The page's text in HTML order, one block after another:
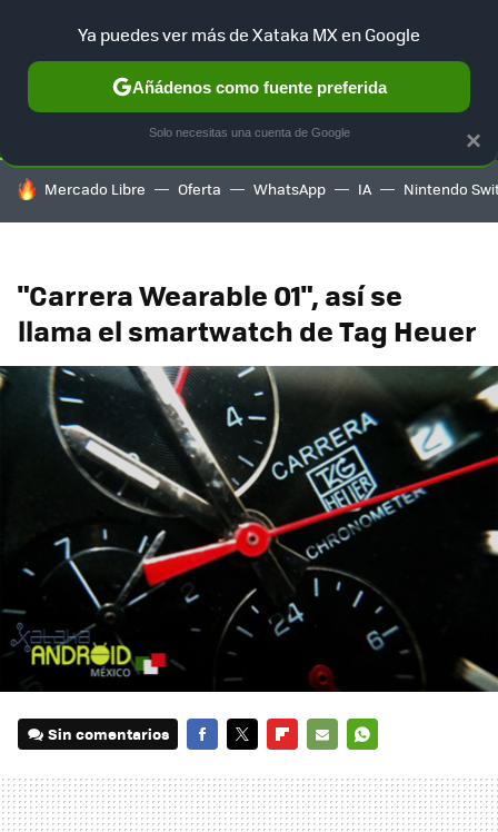
SELECCIÓN GAMING HOME AUTO TERRITORIO
HOY SE HABLA DE
Mercado Libre Oferta WhatsApp IA Nintendo
"Carrera Wearable 01", así se
llama el smartwatch de Tag Heuer
Sin comentarios
MAIL
×
Ya puedes ver más de Xataka MX en Google
Añádenos como fuente preferida
Solo necesitas una cuenta de Google